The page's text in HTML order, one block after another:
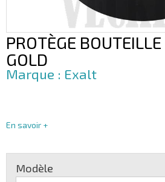
PROTÈGE
GOLD
Exalt
En savoir +
Modèle